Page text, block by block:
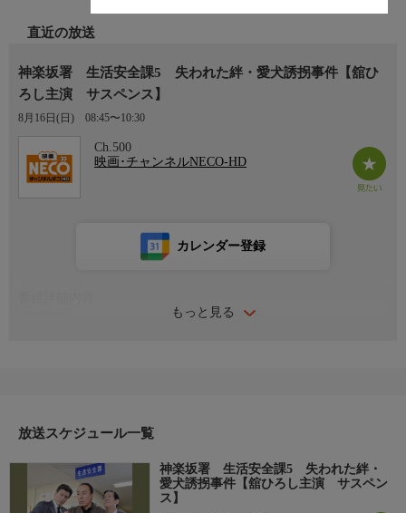
直近の放送
神楽坂署 生活安全課5 失われた絆・愛犬誘拐事件【舘ひ
ろし主演 サスペンス】
8月16日(日) 08:45〜10:30
Ch.500
映画･チャンネルNECO-HD
もっと見る
カレンダー登録
犬の捜索中、アパートの一室で男性の刺殺体を発見する。全く別
放送スケジュール一覧
神楽坂署 生活安全課5 失われた絆・
愛犬誘拐事件【舘ひろし主演 サスペン
ス】